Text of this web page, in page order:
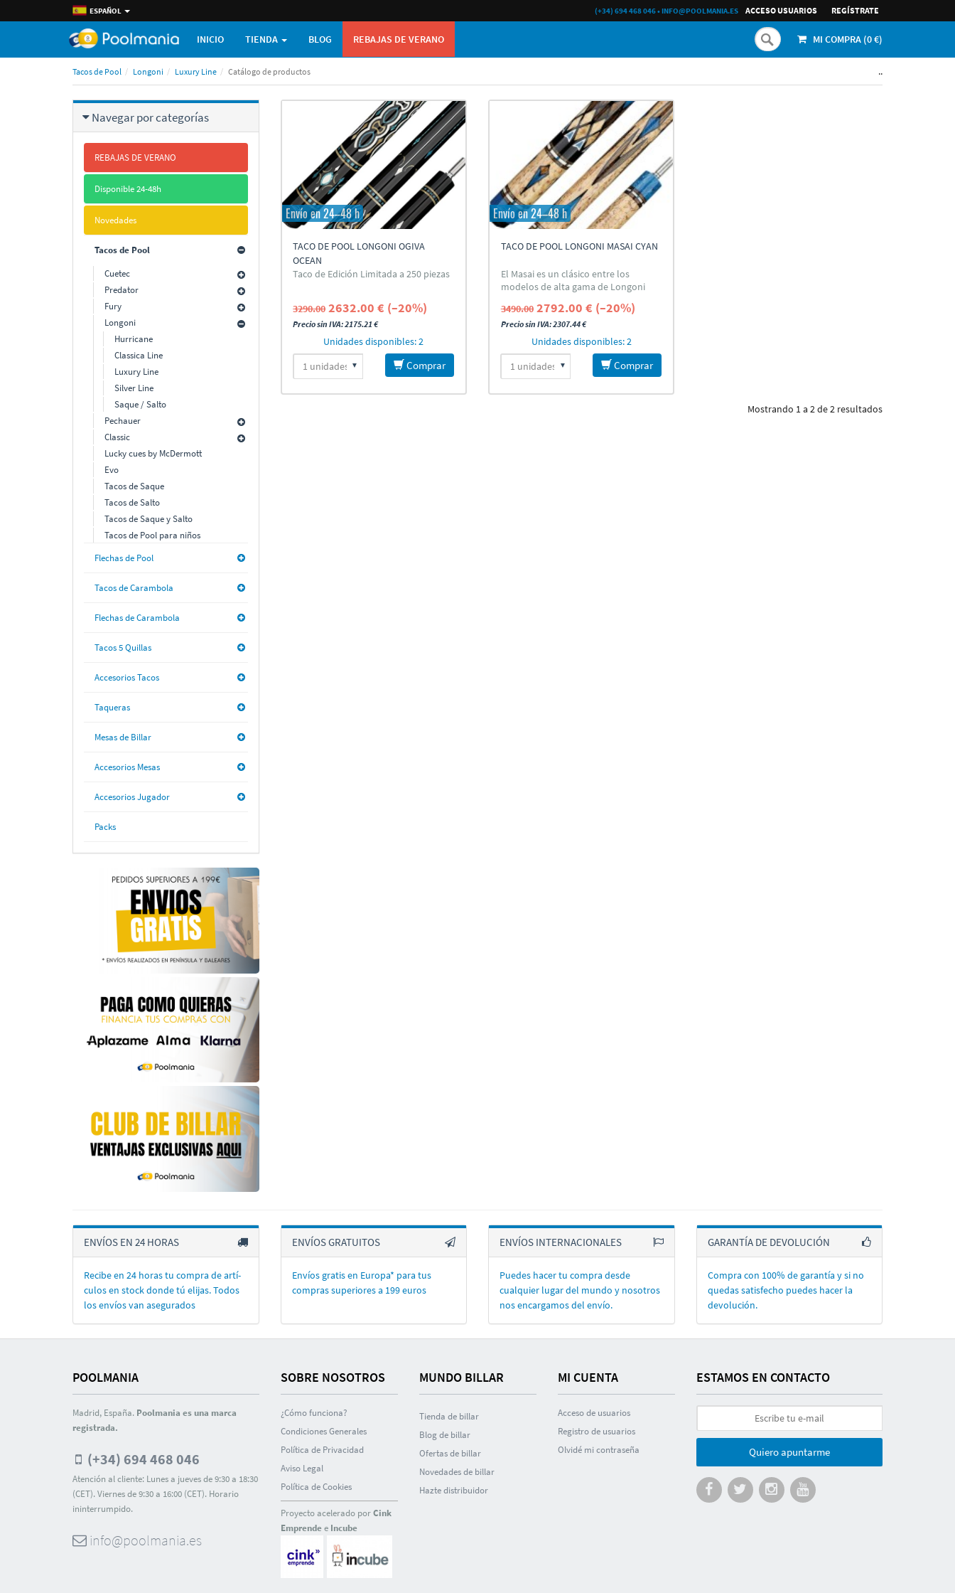
ESPAÑOL ACCESO USUARIOS REGÍ­STRATE
(+34) 694 468 046•INFO@POOLMANIA.ES
INICIO TIENDA BLOG REBAJAS DE VERANO MI COMPRA (0€)
Tacos de Pool Longoni Luxury Line Catálogo de productos ..
Navegar por categorí­as
REBAJAS DE VERANO
Disponible 24-48h
Novedades
Tacos de Pool
Cuetec
Predator
Fury
Longoni
Hurricane
Classica Line
Luxury Line
Silver Line
Saque / Salto
Pechauer
Classic
Lucky cues by McDermott
Evo
Tacos de Saque
Tacos de Salto
Tacos de Saque y Salto
Tacos de Pool para niños
Flechas de Pool
Tacos de Carambola
Flechas de Carambola
Tacos 5 Quillas
Accesorios Tacos
Taqueras
Mesas de Billar
Accesorios Mesas
Accesorios Jugador
Packs
Envío en 24–48 h
TACO DE POOL LONGONI OGIVA
OCEAN
Taco de Edición Limitada a 250 piezas
3290.00 2632.00 € (–20%)
Precio sin IVA: 2175.21 €
Unidades disponibles: 2
Comprar
Envío en 24–48 h
TACO DE POOL LONGONI MASAI CYAN
El Masai es un clásico entre los
modelos de alta gama de Longoni
3490.00 2792.00 € (–20%)
Precio sin IVA: 2307.44 €
Unidades disponibles: 2
Comprar
Mostrando 1 a 2 de 2 resultados
ENVÍOS EN 24 HORAS
Recibe en 24 horas tu compra de artí­
culos en stock donde tú elijas. Todos
los enví­os van asegurados
ENVÍOS GRATUITOS
Envíos gratis en Europa* para tus
compras superiores a 199 euros
ENVÍOS INTERNACIONALES
Puedes hacer tu compra desde
cualquier lugar del mundo y nosotros
nos encargamos del enví­o.
GARANTÍA DE DEVOLUCIÓN
Compra con 100% de garantí­a y si no
quedas satisfecho puedes hacer la
devolución.
POOLMANIA
Madrid, España. Poolmania es una marca
registrada.
(+34) 694 468 046
Atención al cliente: Lunes a jueves de 9:30 a 18:30
(CET). Viernes de 9:30 a 16:00 (CET). Horario
ininterrumpido.
info@poolmania.es
SOBRE NOSOTROS
¿Cómo funciona?
Condiciones Generales
Polí­tica de Privacidad
Aviso Legal
Polí­tica de Cookies
Proyecto acelerado porCink
Emprendee Incube
MUNDO BILLAR
Tienda de billar
Blog de billar
Ofertas de billar
Novedades de billar
Hazte distribuidor
MI CUENTA
Acceso de usuarios
Registro de usuarios
Olvidé mi contraseña
ESTAMOS EN CONTACTO
Quiero apuntarme